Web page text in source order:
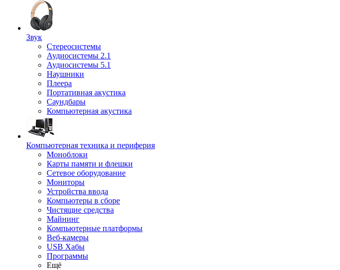
Звук
Стереосистемы
Аудиосистемы 2.1
Аудиосистемы 5.1
Наушники
Плеера
Портативная акустика
Саундбары
Компьютерная акустика
Компьютерная техника и периферия
Моноблоки
Карты памяти и флешки
Сетевое оборудование
Мониторы
Устройства ввода
Компьютеры в сборе
Чистящие средства
Майнинг
Компьютерные платформы
Веб-камеры
USB Хабы
Программы
Ещё